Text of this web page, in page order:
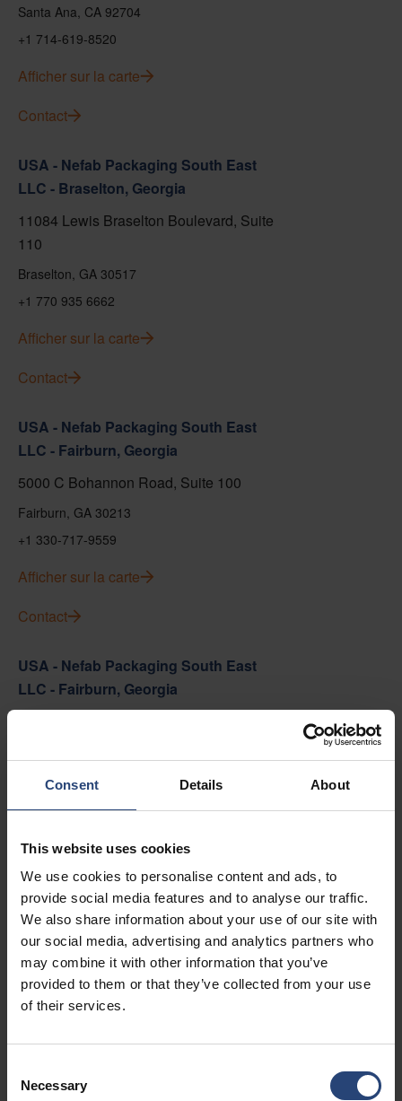
Consent Details About
This website uses cookies
We use cookies to personalise content and ads, to
provide social media features and to analyse our traffic.
We also share information about your use of our site with
our social media, advertising and analytics partners who
may combine it with other information that you’ve
provided to them or that they’ve collected from your use
of their services.
Selection
Necessary
Santa Ana, CA 92704
+1 714-619-8520
Afficher sur la carte
Contact
USA - Nefab Packaging South East
LLC - Braselton, Georgia
11084 Lewis Braselton Boulevard, Suite
110
Braselton, GA 30517
+1 770 935 6662
Afficher sur la carte
Contact
USA - Nefab Packaging South East
LLC - Fairburn, Georgia
5000 C Bohannon Road, Suite 100
Fairburn, GA 30213
+1 330-717-9559
Afficher sur la carte
Contact
USA - Nefab Packaging South East
LLC - Fairburn, Georgia
+1 770-935-6662
Afficher sur la carte
Contact
USA - Nefab Packaging North LLC -
Illinois
1539 Hunter Rd
Hanover Park, IL 60133
Contact